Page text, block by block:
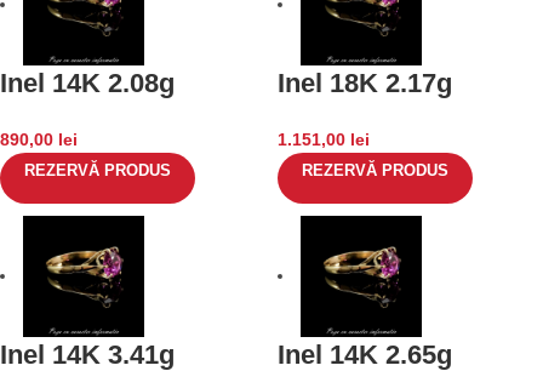
Inel 14K 2.08g
890,00 lei
REZERVĂ PRODUS
Inel 18K 2.17g
1.151,00 lei
REZERVĂ PRODUS
Inel 14K 3.41g Inel 14K 2.65g